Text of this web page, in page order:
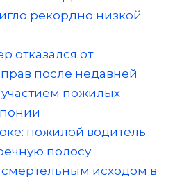
рекордно низкой
отказался от
после недавней
пожилых
пожилой водитель
полосу
исходом в